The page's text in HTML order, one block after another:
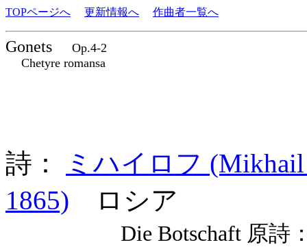
TOPページへ 更新情報へ 作曲者一覧へ
Gonets
Op.4-2
Chetyre romansa
詩：
ミハイロフ
1865) ロシア
Die Botschaft 原詩